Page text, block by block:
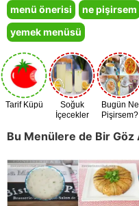
menü önerisi
ne pişirsem
yemek menüsü
Tarif Küpü
Soğuk
İçecekler
Bugün Ne
Pişirsem?
Bu Menülere de Bir Göz